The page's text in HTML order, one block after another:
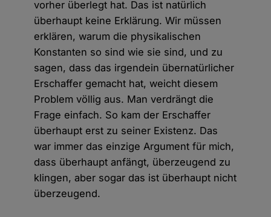
vorher überlegt hat. Das ist natürlich
überhaupt keine Erklärung. Wir müssen
erklären, warum die physikalischen
Konstanten so sind wie sie sind, und zu
sagen, dass das irgendein übernatürlicher
Erschaffer gemacht hat, weicht diesem
Problem völlig aus. Man verdrängt die
Frage einfach. So kam der Erschaffer
überhaupt erst zu seiner Existenz. Das
war immer das einzige Argument für mich,
dass überhaupt anfängt, überzeugend zu
klingen, aber sogar das ist überhaupt nicht
überzeugend.